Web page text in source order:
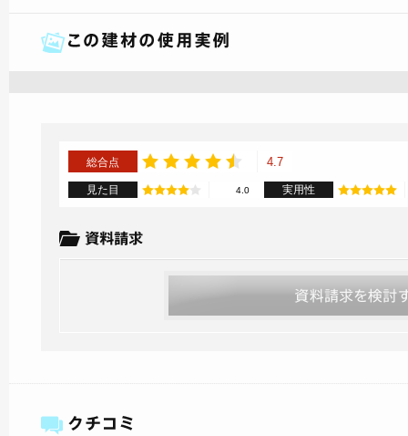
総合点 4.7
見た目 4.0 実用性